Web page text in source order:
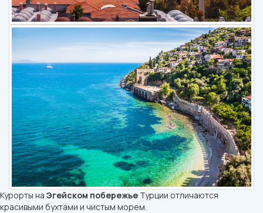
Курорты на Эгейском побережье Турции отличаются
красивыми бухтами и чистым морем.